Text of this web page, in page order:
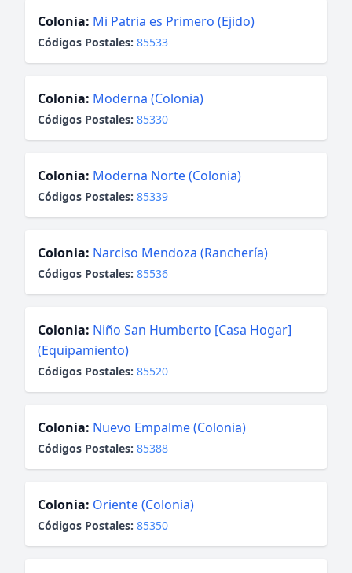
Colonia: Mi Patria es Primero (Ejido)
Códigos Postales: 85533
Colonia: Moderna (Colonia)
Códigos Postales: 85330
Colonia: Moderna Norte (Colonia)
Códigos Postales: 85339
Colonia: Narciso Mendoza (Ranchería)
Códigos Postales: 85536
Colonia: Niño San Humberto [Casa Hogar]
(Equipamiento)
Códigos Postales: 85520
Colonia: Nuevo Empalme (Colonia)
Códigos Postales: 85388
Colonia: Oriente (Colonia)
Códigos Postales: 85350